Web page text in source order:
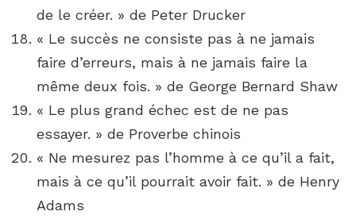
de le créer. » de Peter Drucker
« Le succès ne consiste pas à ne jamais
faire d’erreurs, mais à ne jamais faire la
même deux fois. » de George Bernard Shaw
« Le plus grand échec est de ne pas
essayer. » de Proverbe chinois
« Ne mesurez pas l’homme à ce qu’il a fait,
mais à ce qu’il pourrait avoir fait. » de Henry
Adams